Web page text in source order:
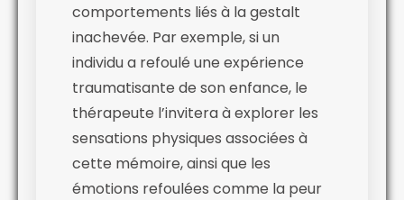
comportements liés à la gestalt
inachevée. Par exemple, si un
individu a refoulé une expérience
traumatisante de son enfance, le
thérapeute l’invitera à explorer les
sensations physiques associées à
cette mémoire, ainsi que les
émotions refoulées comme la peur